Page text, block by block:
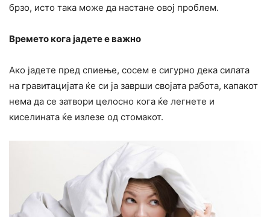
брзо, исто така може да настане овој проблем.
Времето кога јадете е важно
Ако јадете пред спиење, сосем е сигурно дека силата
на гравитацијата ќе си ја заврши својата работа, капакот
нема да се затвори целосно кога ќе легнете и
киселината ќе излезе од стомакот.